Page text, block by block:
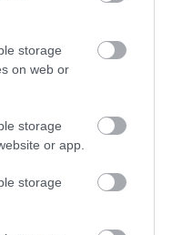
storage
on web or
storage
or app.
storage
IS VÁR!
SZERINT!